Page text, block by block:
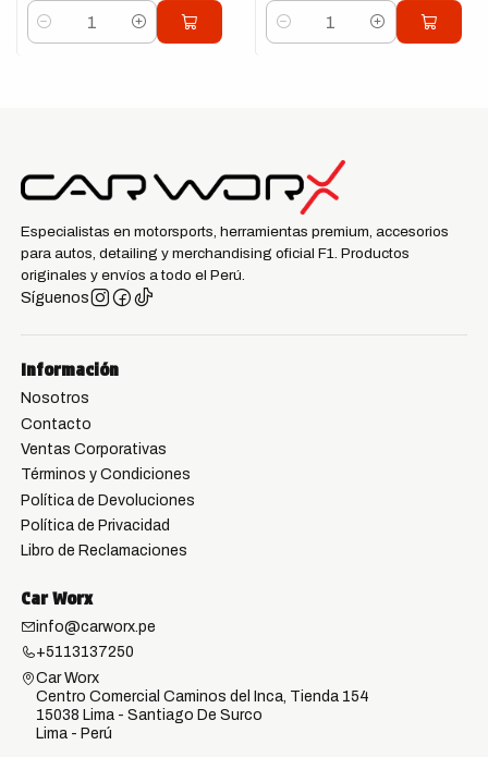
Cantidad Cantidad
Especialistas en motorsports, herramientas premium, accesorios
para autos, detailing y merchandising oficial F1. Productos
originales y envíos a todo el Perú.
Síguenos
Información
Nosotros
Contacto
Ventas Corporativas
Términos y Condiciones
Política de Devoluciones
Política de Privacidad
Libro de Reclamaciones
Car Worx
info@carworx.pe
+5113137250
Car Worx
Centro Comercial Caminos del Inca, Tienda 154
15038 Lima - Santiago De Surco
Lima - Perú